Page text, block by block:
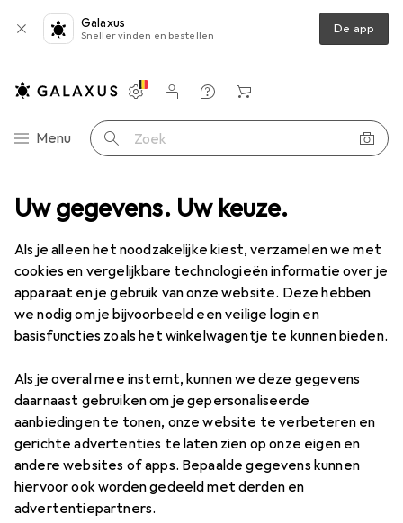
Uw gegevens. Uw keuze.
Als je alleen het noodzakelijke kiest, verzamelen we met
cookies en vergelijkbare technologieën informatie over je
apparaat en je gebruik van onze website. Deze hebben
we nodig om je bijvoorbeeld een veilige login en
basisfuncties zoals het winkelwagentje te kunnen bieden.
Als je overal mee instemt, kunnen we deze gegevens
daarnaast gebruiken om je gepersonaliseerde
aanbiedingen te tonen, onze website te verbeteren en
gerichte advertenties te laten zien op onze eigen en
andere websites of apps. Bepaalde gegevens kunnen
hiervoor ook worden gedeeld met derden en
advertentiepartners.
Galaxus
Sneller vinden en bestellen De app
Categorie navigatie
Menu Zoek op
Instellingen
Klantenaccount
Produktvergelijking
Verlanglijstje
Winkelmandje
IT + Multimedia Foto + Video Videografie
Dashcams
ProductenForum